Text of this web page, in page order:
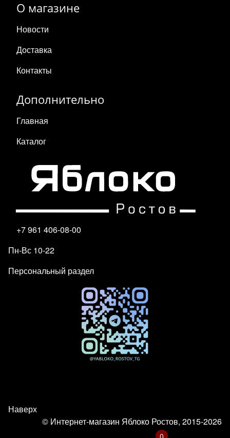
О магазине
Новости
Доставка
Контакты
Дополнительно
Главная
Каталог
+7 961 406-08-00
Пн-Вс 10-22
Персональный раздел
Наверх
© Интернет-магазин Яблоко Ростов, 2015-2026
0